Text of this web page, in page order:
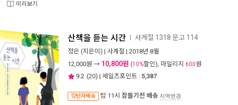
미리보기
산책을 듣는 시간 사계절 1318 문고 114
정은 (지은이) | 사계절 | 2018년 8월
12,000원 → 10,800원 (10%할인), 마일리지 600원
9.2 (20) | 세일즈포인트 : 5,387
양탄자배송 밤 11시 잠들기전 배송 지역변경